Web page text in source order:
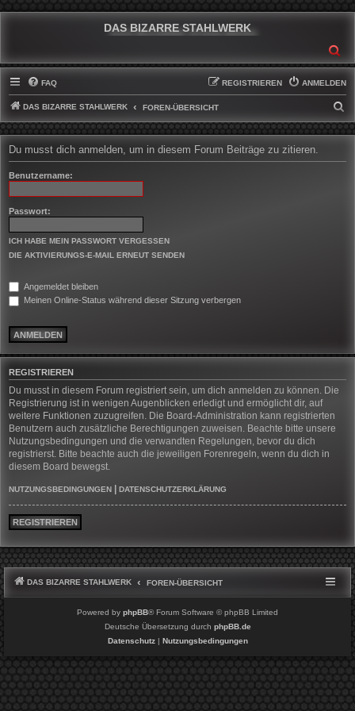
DAS BIZARRE STAHLWERK
FAQ ANMELDEN
REGISTRIEREN
DAS BIZARRE STAHLWERK FOREN-ÜBERSICHT
U
H
Du musst dich anmelden, um in diesem Forum Beiträge zu zitieren.
Benutzername:
Passwort:
ICH HABE MEIN PASSWORT VERGESSEN
DIE AKTIVIERUNGS-E-MAIL ERNEUT SENDEN
Angemeldet bleiben
Meinen Online-Status während dieser Sitzung verbergen
REGISTRIEREN
Du musst in diesem Forum registriert sein, um dich anmelden zu können. Die
Registrierung ist in wenigen Augenblicken erledigt und ermöglicht dir, auf
weitere Funktionen zuzugreifen. Die Board-Administration kann registrierten
Benutzern auch zusätzliche Berechtigungen zuweisen. Beachte bitte unsere
Nutzungsbedingungen und die verwandten Regelungen, bevor du dich
registrierst. Bitte beachte auch die jeweiligen Forenregeln, wenn du dich in
diesem Board bewegst.
NUTZUNGSBEDINGUNGEN DATENSCHUTZERKLÄRUNG
REGISTRIEREN
DAS BIZARRE STAHLWERK FOREN-ÜBERSICHT
Powered by phpBB® Forum Software © phpBB Limited
Deutsche Übersetzung durch phpBB.de
Datenschutz| Nutzungsbedingungen